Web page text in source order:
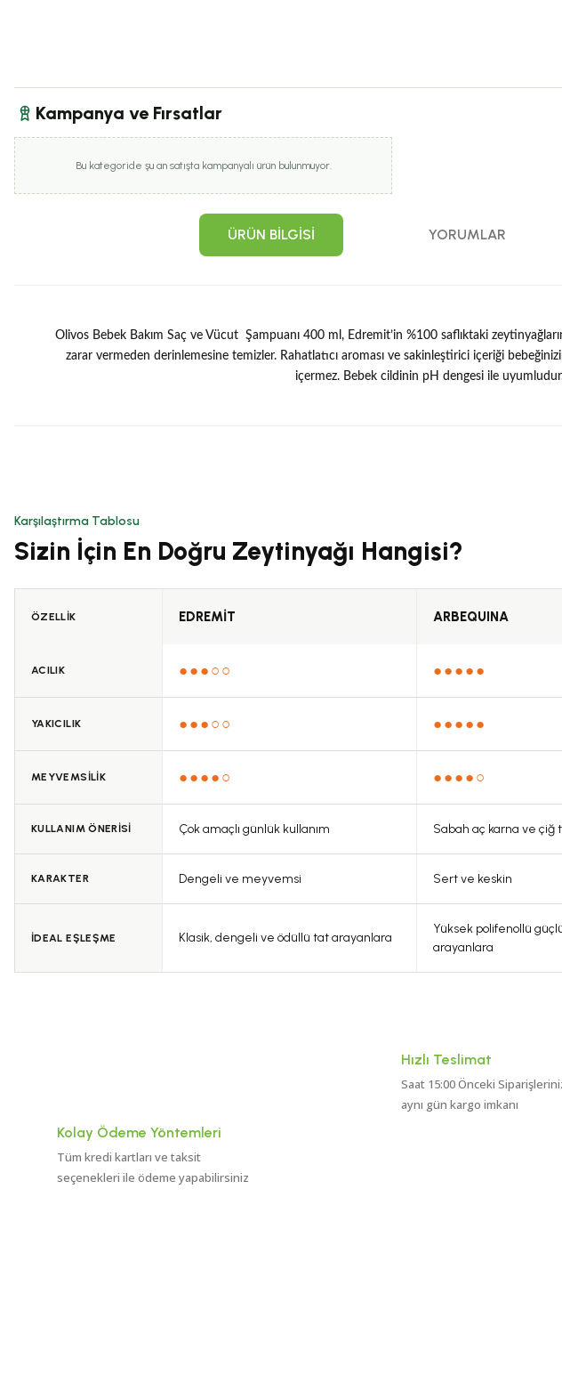
Kampanya ve Fırsatlar
Bu kategoride şu an satışta kampanyalı ürün bulunmuyor.
ÜRÜN BILGISI YORUMLAR
Olivos Bebek Bakım Saç ve Vücut Şampuanı 400 ml, Edremit’in %100 saflıktaki
zarar vermeden derinlemesine temizler. Rahatlatıcı aroması ve sakinleştirici içeriği
içermez. Bebek cildinin pH dengesi ile
Ürün resmi kalitesiz, bozuk veya görüntülenemiyor.
Karşılaştırma Tablosu
Sizin İçin En Doğru Zeytinyağı Hangisi?
ÖZELLİK EDREMİT ARBEQUINA
ACILIK ●●●○○ ●●●●●
YAKICILIK ●●●○○ ●●●●●
MEYVEMSİLİK ●●●●○ ●●●●○
KULLANIM ÖNERİSİ Çok amaçlı günlük kullanım Sabah aç karna ve çiğ
KARAKTER Dengeli ve meyvemsi Sert ve keskin
İDEAL EŞLEŞME Klasik, dengeli ve ödüllü tat arayanlara
Yüksek polifenollü
arayanlara
Kolay Ödeme Yöntemleri
Tüm kredi kartları ve taksit
seçenekleri ile ödeme yapabilirsiniz
Hızlı Teslimat
Saat 15:00 Önceki
aynı gün kargo imkanı